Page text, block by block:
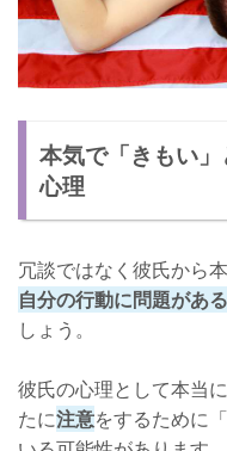
本気で「きもい
心理
冗談ではなく彼氏から
自分の行動に問題がある
しょう。
彼氏の心理として本当
たに注意をするために